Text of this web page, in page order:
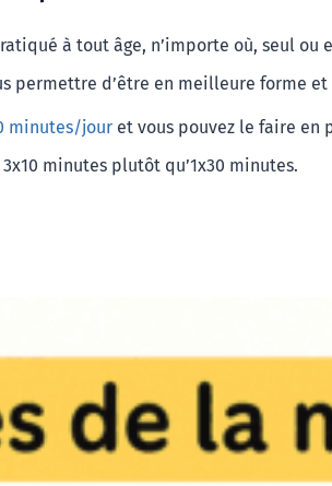
à tout âge, n’importe où, seul ou
permettre d’être en meilleure forme et
minutes/jour et vous pouvez le faire en
minutes plutôt qu’1x30 minutes.